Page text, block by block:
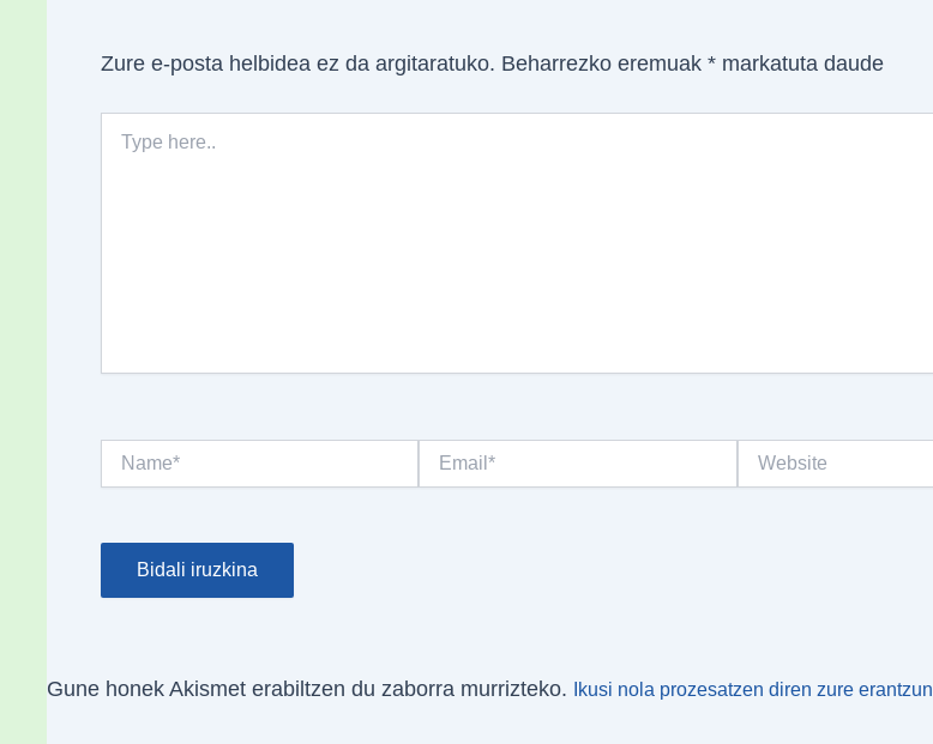
Zure e-posta helbidea ez da argitaratuko. Beharrezko eremuak *markatuta daude
here..
Gune honek Akismet erabiltzen du zaborra murrizteko. Ikusi nola prozesatzen diren zure